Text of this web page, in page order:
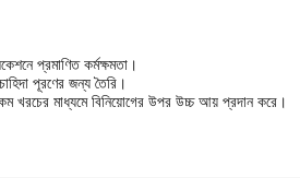
প্রমাণিত কর্মক্ষমতা।
পূরণের জন্য তৈরি।
খরচের মাধ্যমে বিনিয়োগের উপর উচ্চ আয় প্রদান করে।